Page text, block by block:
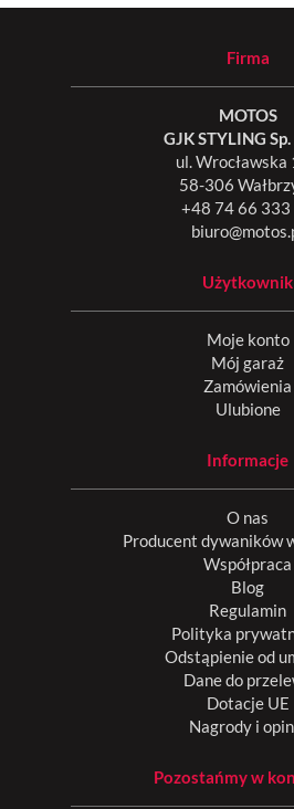
Firma
MOTOS
GJK STYLING Sp.
ul. Wrocławska
58-306
+48 74 66 333
Użytkownik
Moje konto
Mój garaż
Zamówienia
Ulubione
Informacje
O nas
Producent dywaników
Współpraca
Blog
Regulamin
Polityka
Odstąpienie od
Dane do
Dotacje UE
Nagrody i
Pozostańmy w